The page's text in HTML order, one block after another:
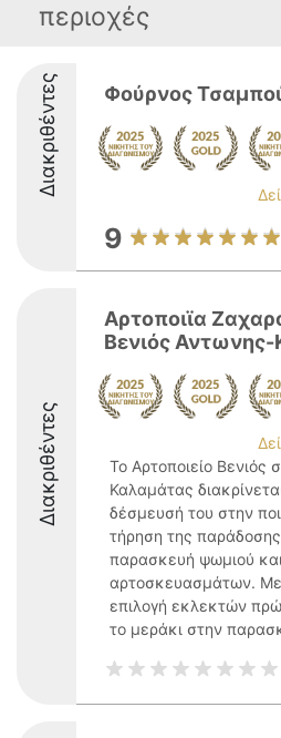
περιοχές
Διακριθέντες Φούρνος
9
Διακριθέντες
Αρτοποιϊα
Βενιός
Το Αρτοποιείο Βενιός
Καλαμάτας
δέσμευσή του στην
τήρηση της
παρασκευή ψωμιού και
αρτοσκευασμάτων.
επιλογή εκλεκτών
το μεράκι στην